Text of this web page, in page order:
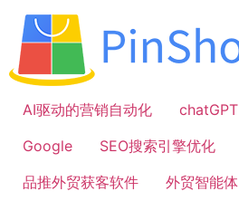
容
AI驱动的营销自动化
chatGPT
Google
SEO搜索引擎优化
品推外贸获客软件
外贸智能体